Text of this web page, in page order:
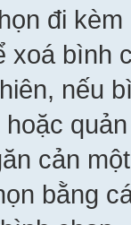
đi
xoá bình
nếu
cản
bằng